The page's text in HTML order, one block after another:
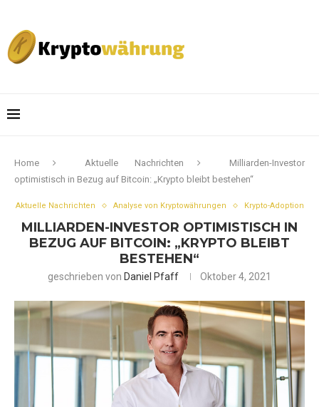
Home Aktuelle Nachrichten
Milliarden-Investor
optimistisch in Bezug auf Bitcoin: „Krypto bleibt bestehen“
Aktuelle Nachrichten Analyse von Kryptowährungen Krypto-Adoption
MILLIARDEN-INVESTOR OPTIMISTISCH IN
BEZUG AUF BITCOIN: „KRYPTO BLEIBT
BESTEHEN“
geschrieben von Daniel Pfaff Oktober 4, 2021